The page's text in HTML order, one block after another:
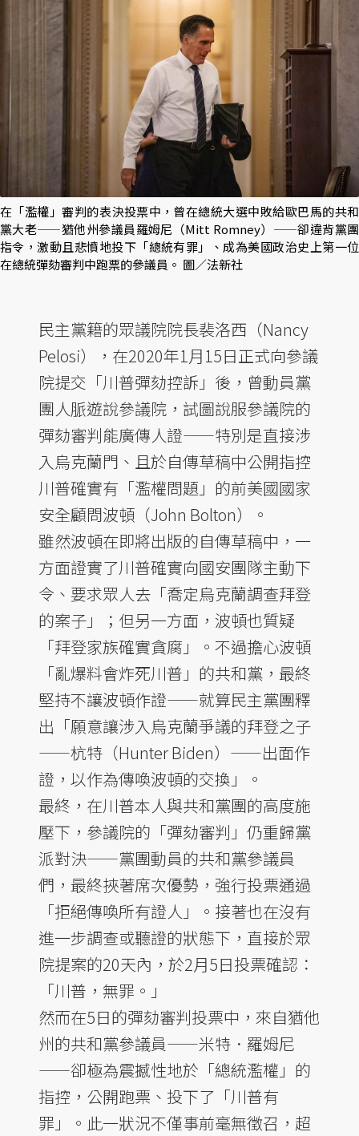
在「濫權」審判的表決投票中，曾在總統大選中敗給歐巴馬的共和
黨大老——猶他州參議員羅姆尼（Mitt Romney）——卻違背黨團
指令，激動且悲憤地投下「總統有罪」、成為美國政治史上第一位
在總統彈劾審判中跑票的參議員。 圖／法新社
民主黨籍的眾議院院長裴洛西（Nancy
Pelosi），在2020年1月15日正式向參議
院提交「川普彈劾控訴」後，曾動員黨
團人脈遊說參議院，試圖說服參議院的
彈劾審判能廣傳人證——特別是直接涉
入烏克蘭門、且於自傳草稿中公開指控
川普確實有「濫權問題」的前美國國家
安全顧問波頓（John Bolton）。
雖然波頓在即將出版的自傳草稿中，一
方面證實了川普確實向國安團隊主動下
令、要求眾人去「喬定烏克蘭調查拜登
的案子」；但另一方面，波頓也質疑
「拜登家族確實貪腐」。不過擔心波頓
「亂爆料會炸死川普」的共和黨，最終
堅持不讓波頓作證——就算民主黨團釋
出「願意讓涉入烏克蘭爭議的拜登之子
——杭特（Hunter Biden）——出面作
證，以作為傳喚波頓的交換」。
最終，在川普本人與共和黨團的高度施
壓下，參議院的「彈劾審判」仍重歸黨
派對決——黨團動員的共和黨參議員
們，最終挾著席次優勢，強行投票通過
「拒絕傳喚所有證人」。接著也在沒有
進一步調查或聽證的狀態下，直接於眾
院提案的20天內，於2月5日投票確認：
「川普，無罪。」
然而在5日的彈劾審判投票中，來自猶他
州的共和黨參議員——米特．羅姆尼
——卻極為震撼性地於「總統濫權」的
指控，公開跑票、投下了「川普有
罪」。此一狀況不僅事前毫無徵召，超